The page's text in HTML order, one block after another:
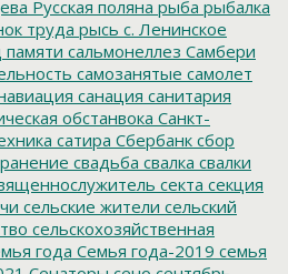
Русская поляна рыба рыбалка
труда рысь с. Ленинское
памяти сальмонеллез Самбери
самозанятые самолет
санация санитария
обстанвока Санкт-
сатира Сбербанк сбор
свадьба свалка свалки
секта секция
сельские жители сельский
сельскохозяйственная
года Семья года-2019 семья